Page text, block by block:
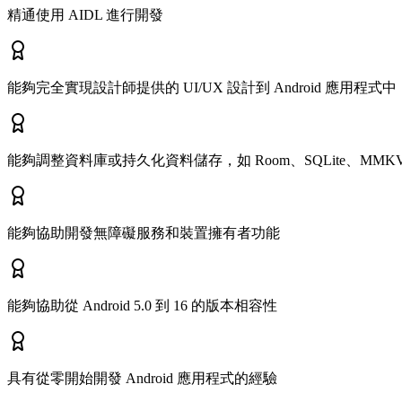
精通使用 AIDL 進行開發
能夠完全實現設計師提供的 UI/UX 設計到 Android 應用程式中
能夠調整資料庫或持久化資料儲存，如 Room、SQLite、MMKV
能夠協助開發無障礙服務和裝置擁有者功能
能夠協助從 Android 5.0 到 16 的版本相容性
具有從零開始開發 Android 應用程式的經驗